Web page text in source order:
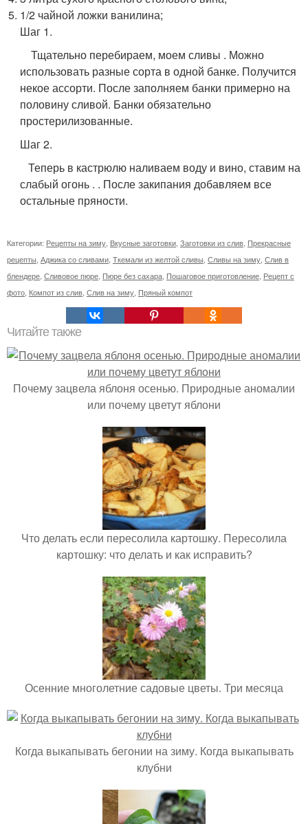
1/2 чайной ложки ванилина;
Шаг 1.
Тщательно перебираем, моем сливы . Можно
использовать разные сорта в одной банке. Получится
некое ассорти. После заполняем банки примерно на
половину сливой. Банки обязательно
простерилизованные.
Шаг 2.
Теперь в кастрюлю наливаем воду и вино, ставим на
слабый огонь . . После закипания добавляем все
остальные пряности.
Категории: Рецепты на зиму Вкусные заготовки Заготовки из слив Прекрасные
рецепты Аджика со сливами Ткемали из желтой сливы Сливы на зиму Слив в
блендере Сливовое пюре Пюре без сахара Пошаговое приготовление Рецепт с
фото Компот из слив Слив на зиму Пряный компот
Читайте также
Почему зацвела яблоня осенью. Природные аномалии
или почему цветут яблони
Что делать если пересолила картошку. Пересолила
картошку: что делать и как исправить?
Осенние многолетние садовые цветы. Три месяца
Когда выкапывать бегонии на зиму. Когда выкапывать
клубни